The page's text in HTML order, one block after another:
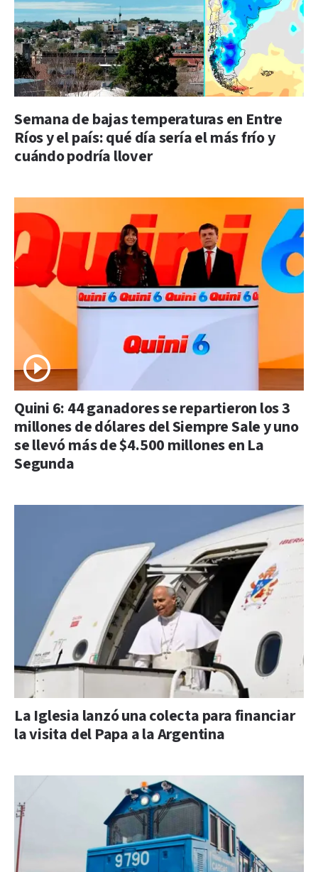
Semana de bajas temperaturas en Entre
Ríos y el país: qué día sería el más frío y
cuándo podría llover
Quini 6: 44 ganadores se repartieron los 3
millones de dólares del Siempre Sale y uno
se llevó más de $4.500 millones en La
Segunda
La Iglesia lanzó una colecta para financiar
la visita del Papa a la Argentina